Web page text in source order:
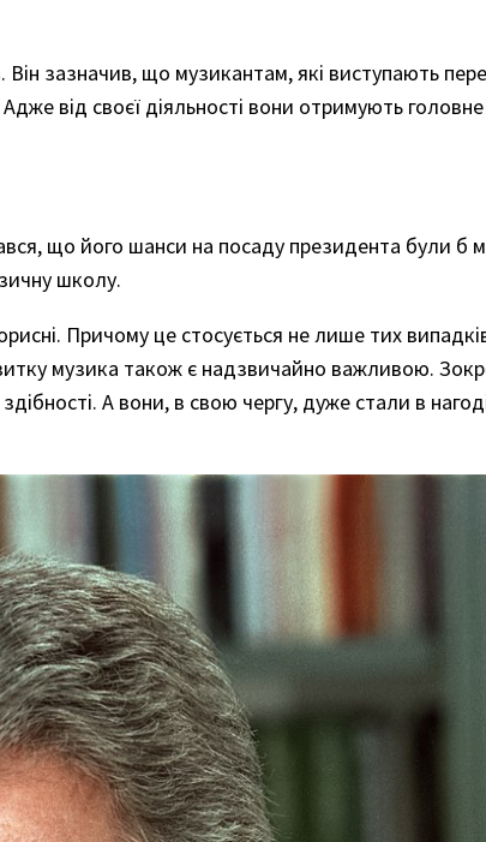
зазначив, що музикантам, які виступають
від своєї діяльності вони отримують
що його шанси на посаду президента були б
школу.
Причому це стосується не лише тих
музика також є надзвичайно важливою.
А вони, в свою чергу, дуже стали в